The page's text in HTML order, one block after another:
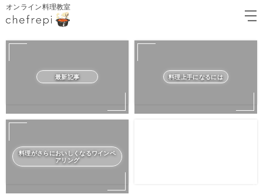
オンライン料理教室
最新記事 料理上手になるには
料理がさらにおいしくなるワインペ
アリング